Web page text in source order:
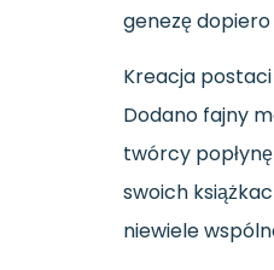
genezę
Kreacja
Dodano fajny
twórcy
swoich
niewiele